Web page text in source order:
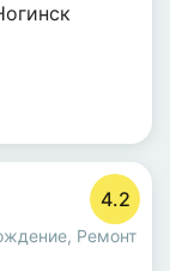
4.2
, Ремонт